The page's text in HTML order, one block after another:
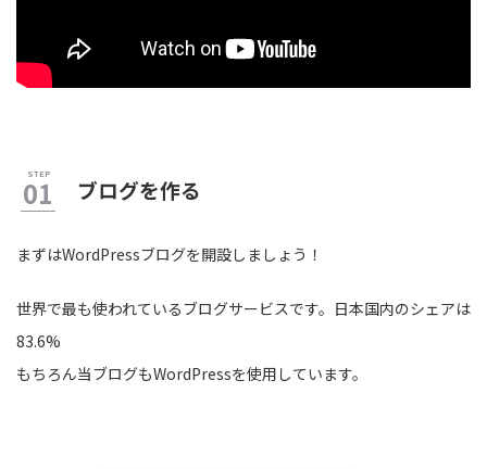
ブログを作る
まずはWordPressブログを開設しましょう！
世界で最も使われているブログサービスです。日本国内のシェアは
83.6%
もちろん当ブログもWordPressを使用しています。